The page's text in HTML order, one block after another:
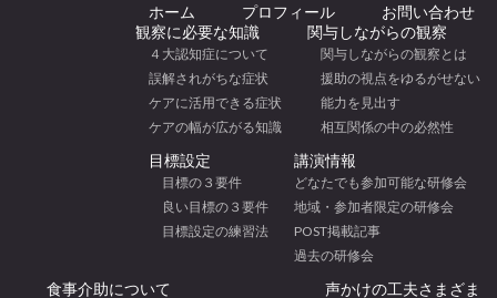
ホーム プロフィール
お問い合わせ
観察に必要な知識
４大認知症について
誤解されがちな症状
ケアに活用できる症状
ケアの幅が広がる知識
関与しながらの観察
関与しながらの観察とは
援助の視点をゆるがせない
能力を見出す
相互関係の中の必然性
目標設定
目標の３要件
良い目標の３要件
目標設定の練習法
講演情報
どなたでも参加可能な研修会
地域・参加者限定の研修会
POST掲載記事
過去の研修会
食事介助について 声かけの工夫さまざま